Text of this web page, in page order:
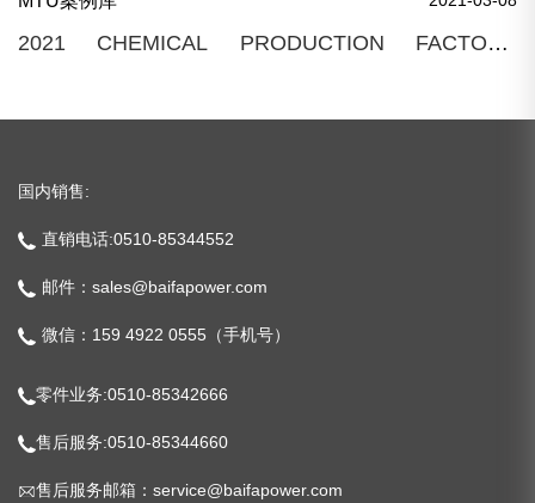
2021 CHEMICAL PRODUCTION FACTORY
国内销售:
直销电话:0510-85344552
邮件：sales@baifapower.com
微信：159 4922 0555（手机号）
零件业务:0510-85342666
售后服务:0510-85344660
售后服务邮箱：service@baifapower.com